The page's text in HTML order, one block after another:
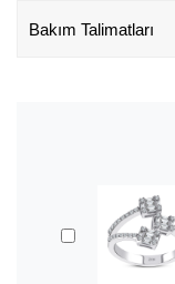
Bakım Talimatları